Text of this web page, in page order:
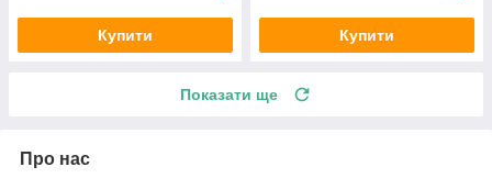
Купити Купити
Показати ще
Про нас